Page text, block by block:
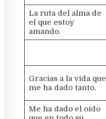
La ruta del alma de
el que estoy
amando.
Gracias a la vida que
me ha dado tanto,
Me ha dado el oído